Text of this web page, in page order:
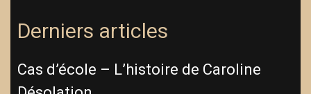
Derniers articles
Cas d’école – L’histoire de Caroline